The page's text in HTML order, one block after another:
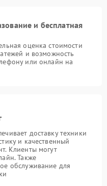
и бесплатная
оценка стоимости
и возможность
или онлайн на
доставку техники
и качественный
Клиенты могут
Также
обслуживание для